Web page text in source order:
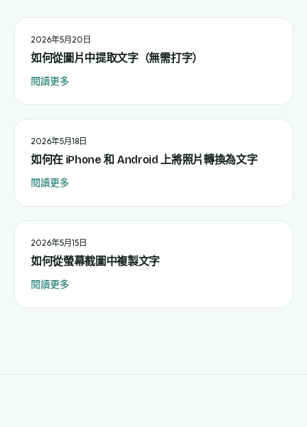
2026年5月20日
如何從圖片中提取文字（無需打字）
閱讀更多
2026年5月18日
如何在 iPhone 和 Android 上將照片轉換為文字
閱讀更多
2026年5月15日
如何從螢幕截圖中複製文字
閱讀更多